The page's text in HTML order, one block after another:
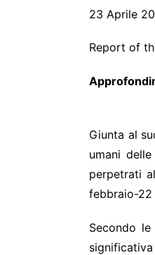
23 Aprile
Report of
Giunta al
umani
perpetrati
febbraio-22
Secondo